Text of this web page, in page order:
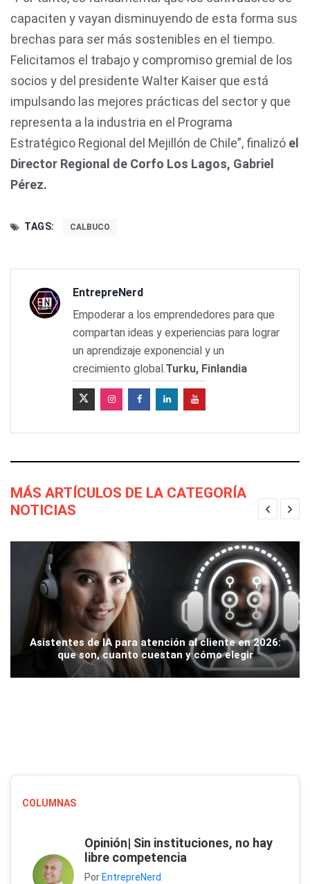
capaciten y vayan disminuyendo de esta forma sus
brechas para ser más sostenibles en el tiempo.
Felicitamos el trabajo y compromiso gremial de los
socios y del presidente Walter Kaiser que está
impulsando las mejores prácticas del sector y que
representa a la industria en el Programa
Estratégico Regional del Mejillón de Chile”, finalizó el
Director Regional de Corfo Los Lagos, Gabriel
Pérez.
TAGS: CALBUCO
EntrepreNerd
Empoderar a los emprendedores para que
compartan ideas y experiencias para lograr
un aprendizaje exponencial y un
crecimiento global.Turku, Finlandia
MÁS ARTÍCULOS DE LA CATEGORÍA
NOTICIAS
Asistentes de IA para atención al cliente en 2026:
que son, cuanto cuestan y cómo elegir
COLUMNAS
Opinión| Sin instituciones, no hay
libre competencia
Por EntrepreNerd